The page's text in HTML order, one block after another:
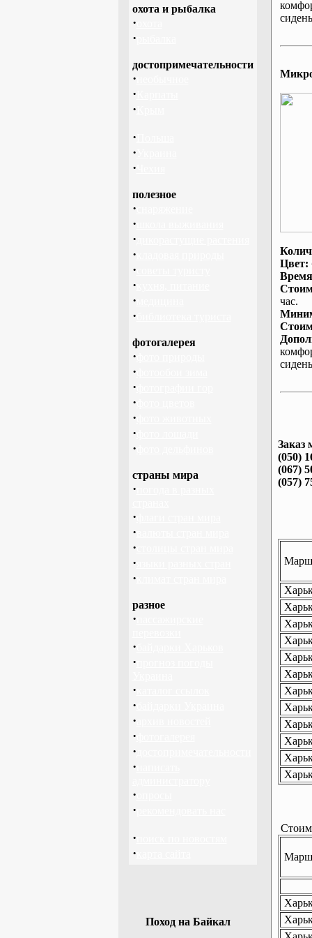
охота и рыбалка
·
·
достопримечательности
·
·
·
·
·
·
полезное
·
·
·
·
·
·
·
·
фотогалерея
·
·
·
·
·
·
·
страны мира
·
·
·
·
·
·
разное
·
·
·
·
·
·
·
·
·
·
·
·
·
Поход на Байкал
Цвет:
час.
Заказ
(050)
(067)
(057)